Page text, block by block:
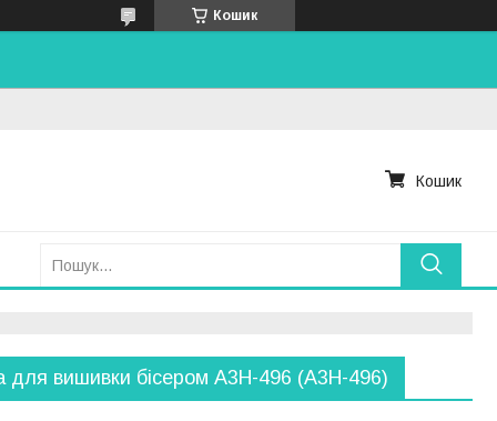
Кошик
Кошик
для вишивки бісером А3Н-496 (А3Н-496)